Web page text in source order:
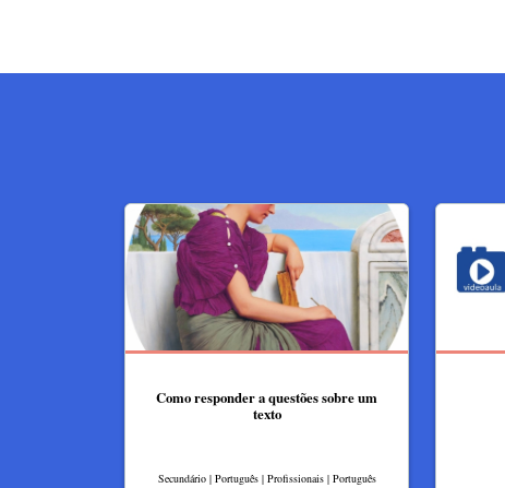
Como responder a questões sobre um
texto
Secundário | Português | Profissionais | Português